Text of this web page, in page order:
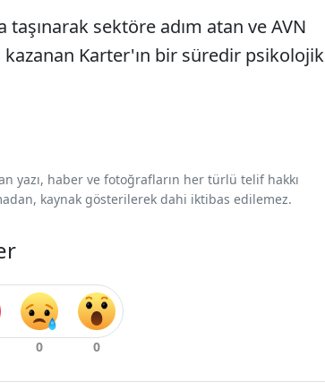
sektöre adım atan ve AVN
Karter'ın bir süredir psikolojik
yazı, haber ve fotoğrafların her türlü telif hakkı
kaynak gösterilerek dahi iktibas edilemez.